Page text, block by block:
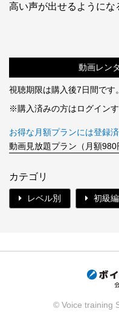
高い声が出せるようにな
動画レン
視聴期限は購入後7日間です。
※購入済みの方はログイン
お得な月額プランには登録
動画見放題プラン（月額980
カテゴリ
レベル別 初級編
© Voice training